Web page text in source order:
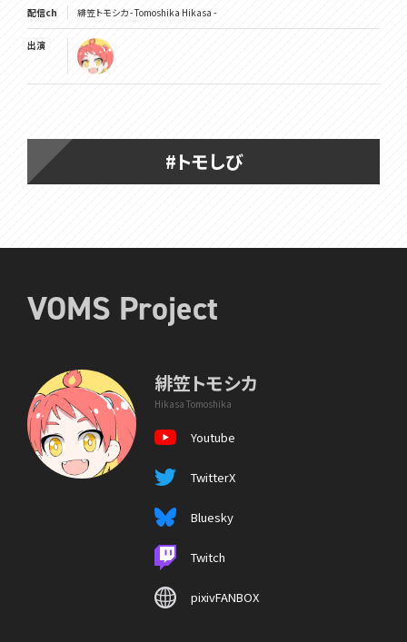
配信ch 緋笠トモシカ - Tomoshika Hikasa -
出演
#トモしび
VOMS Project
緋笠トモシカ
Hikasa Tomoshika
Youtube
TwitterX
Bluesky
Twitch
pixivFANBOX